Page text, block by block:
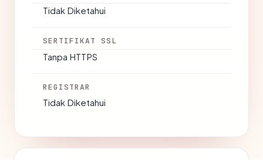
Tidak Diketahui
SERTIFIKAT SSL
Tanpa HTTPS
REGISTRAR
Tidak Diketahui